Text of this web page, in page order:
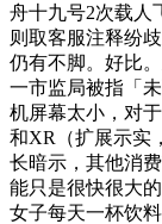
舟十九号2次载人
则取客服注释纷
仍有不脚。好比
一市监局被指「
机屏幕太小，对
和XR（扩展示实
长暗示，其他消
能只是很快很大
女子每天一杯饮